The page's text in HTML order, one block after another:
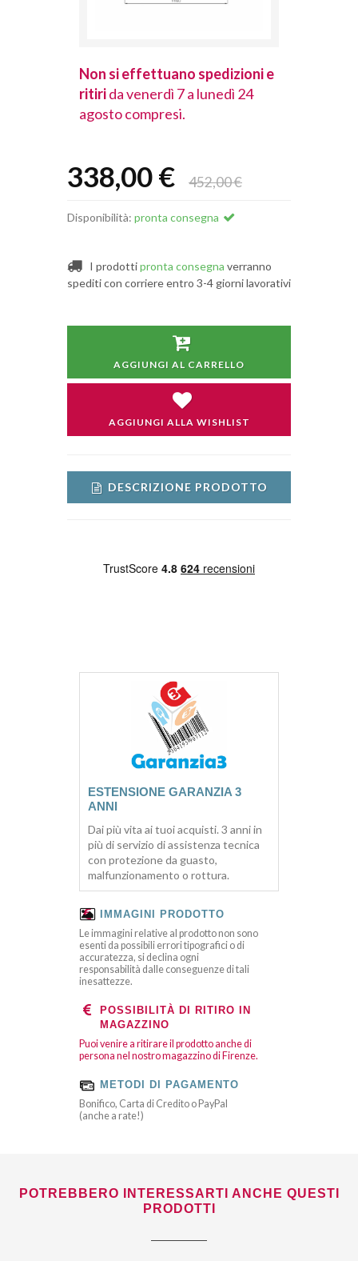
Non si effettuano spedizioni e
ritirida venerdì 7 a lunedì 24
agosto compresi.
338,00 € 452,00 €
Disponibilità: pronta consegna
I prodottipronta consegna verranno
spediti con corriere entro 3-4 giorni lavorativi
AGGIUNGI AL CARRELLO
AGGIUNGI ALLA WISHLIST
DESCRIZIONE PRODOTTO
ESTENSIONE GARANZIA 3
ANNI
Dai più vita ai tuoi acquisti. 3 anni in
più di servizio di assistenza tecnica
con protezione da guasto,
malfunzionamento o rottura.
IMMAGINI PRODOTTO
Le immagini relative al prodotto non sono
esenti da possibili errori tipografici o di
accuratezza, si declina ogni
responsabilità dalle conseguenze di tali
inesattezze.
POSSIBILITÀ DI RITIRO IN
MAGAZZINO
Puoi venire a ritirare il prodotto anche di
persona nel nostro magazzino di Firenze.
METODI DI PAGAMENTO
Bonifico, Carta di Credito o PayPal
(anche a rate!)
POTREBBERO INTERESSARTI ANCHE QUESTI
PRODOTTI